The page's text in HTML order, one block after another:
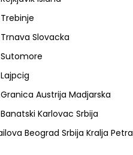
Slovacka
Austrija Madjarska
Karlovac Srbija
Beograd Srbija Kralja Petra